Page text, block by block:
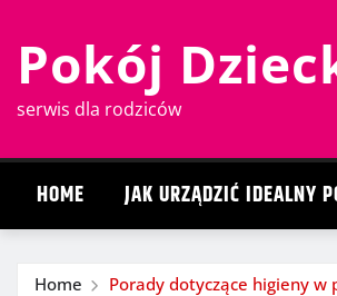
content
Pokój
serwis dla rodziców
HOME JAK URZĄDZIĆ IDEALNY
Home Porady dotyczące higieny w